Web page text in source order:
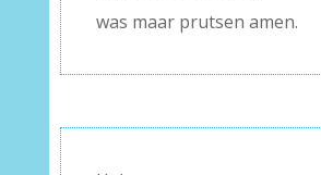
was maar prutsen amen.